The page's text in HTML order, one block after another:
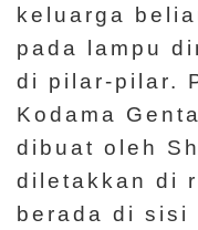
keluarga
pada lampu
di pilar-pilar.
Kodama
dibuat oleh
diletakkan di
berada di sisi